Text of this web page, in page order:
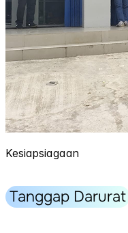
Kesiapsiagaan
Tanggap Darurat